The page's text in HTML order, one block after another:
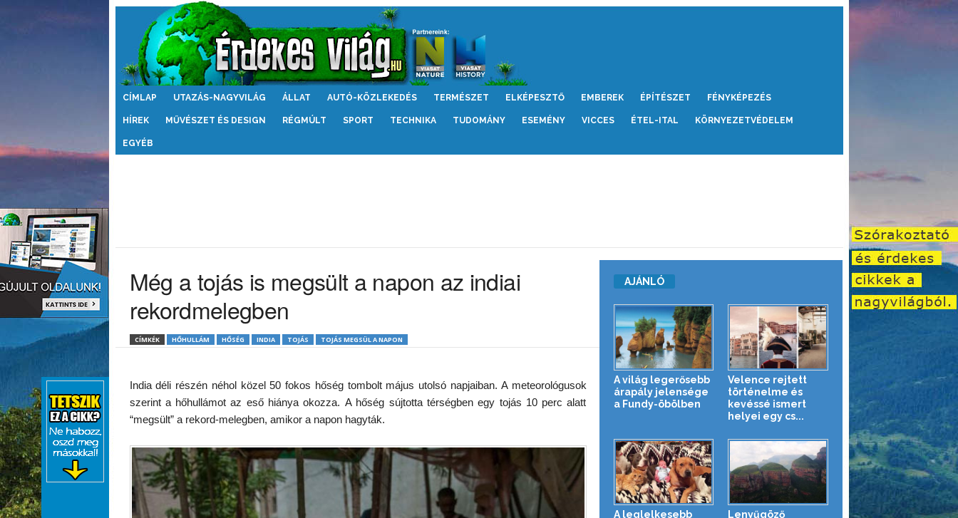
Érdekes
CÍMLAP UTAZÁS-NAGYVILÁG ÁLLAT AUTÓ-KÖZLEKEDÉS TERMÉSZET ELKÉPESZTŐ EMBEREK ÉPÍTÉSZET FÉNYKÉPEZÉS
HÍREK MŰVÉSZET ÉS DESIGN RÉGMÚLT SPORT TECHNIKA TUDOMÁNY ESEMÉNY VICCES ÉTEL-ITAL KÖRNYEZETVÉDELEM
EGYÉB
Még a tojás is megsült a napon az indiai
rekordmelegben
CÍMKÉK HŐHULLÁM HŐSÉG INDIA TOJÁS TOJÁS MEGSÜL A NAPON
India déli részén néhol közel 50 fokos hőség tombolt május utolsó napjaiban. A meteorológusok
szerint a hőhullámot az eső hiánya okozza. A hőség sújtotta térségben egy tojás 10 perc alatt
“megsült” a rekord-melegben, amikor a napon hagyták.
AJÁNLÓ
A világ legerősebb
árapály jelensége
a Fundy-öbölben
Velence rejtett
történelme és
kevéssé ismert
helyei egy cs...
A leglelkesebb
Lenyűgöző